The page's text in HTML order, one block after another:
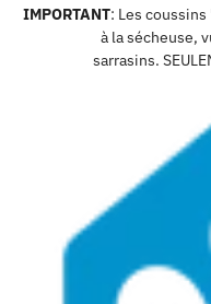
IMPORTANT: Les
à la sécheuse,
sarrasins.